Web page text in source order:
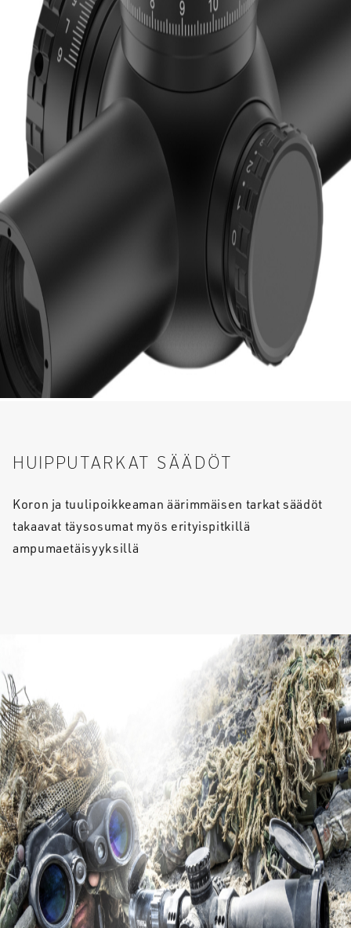
HUIPPUTARKAT SÄÄDÖT
Koron ja tuulipoikkeaman äärimmäisen tarkat säädöt
takaavat täysosumat myös erityispitkillä
ampumaetäisyyksillä